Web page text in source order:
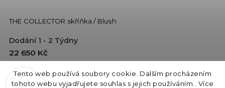
Tento web používá soubory cookie. Dalším procházením
tohoto webu vyjadřujete souhlas s jejich používáním.. Více
THE COLLECTOR skříňka / Blush
Dodání 1 - 2 Týdny
22 650 Kč
Do košíku